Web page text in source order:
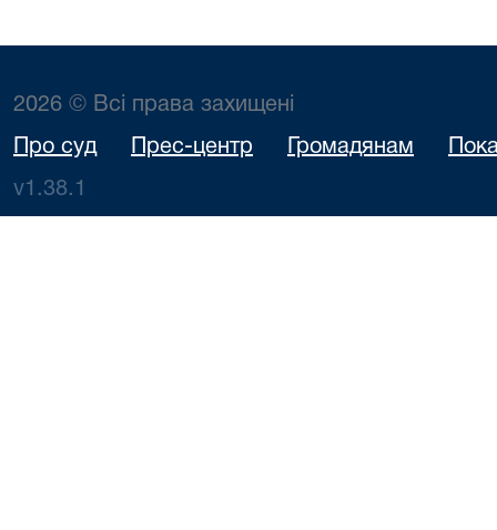
2026 © Всі права захищені
Про суд Прес-центр Громадянам
v1.38.1